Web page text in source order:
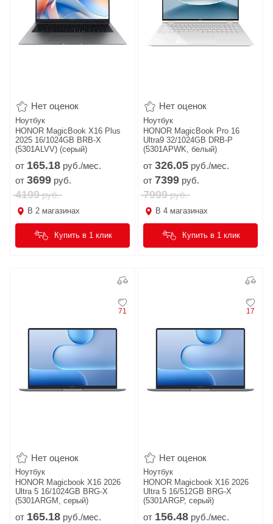
Нет оценок
Ноутбук
HONOR MagicBook X16 Plus
2025 16/1024GB BRB-X
(5301ALVV) (серый)
от 165.18 руб./мес.
от 3699 руб.
4199руб.
В 2 магазинах
Купить в 1 клик
Нет оценок
Ноутбук
HONOR MagicBook Pro 16
Ultra9 32/1024GB DRB-P
(5301APWK, белый)
от 326.05 руб./мес.
от 7399 руб.
7999руб.
В 4 магазинах
Купить в 1 клик
71
Нет оценок
Ноутбук
HONOR Magicbook X16 2026
Ultra 5 16/1024GB BRG-X
(5301ARGM, серый)
от 165.18 руб./мес.
17
Нет оценок
Ноутбук
HONOR Magicbook X16 2026
Ultra 5 16/512GB BRG-X
(5301ARGP, серый)
от 156.48 руб./мес.